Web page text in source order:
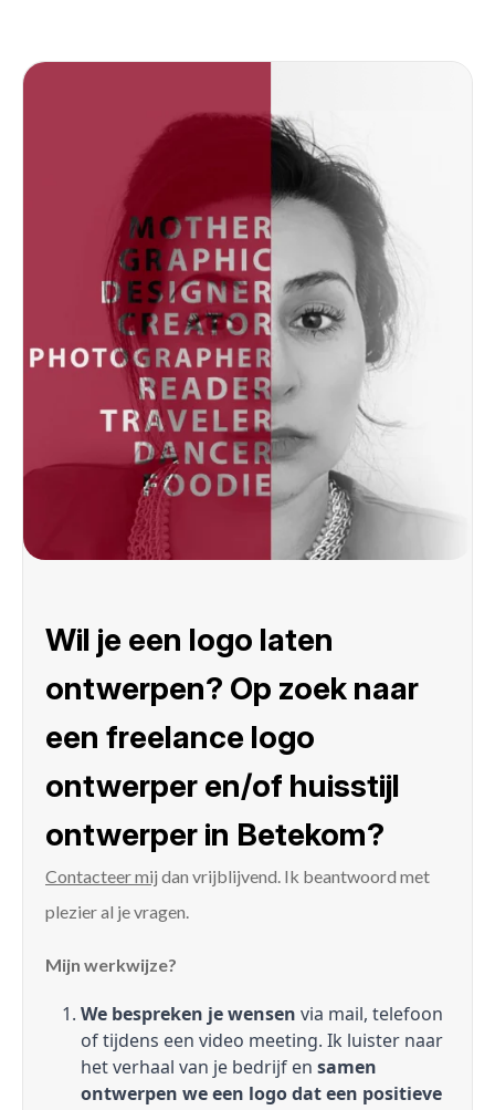
Wil je een logo laten
ontwerpen? Op zoek naar
een freelance logo
ontwerper en/of huisstijl
ontwerper in Betekom?
Contacteer mij dan vrijblijvend. Ik beantwoord met
plezier al je vragen.
Mijn werkwijze?
We bespreken je wensen via mail, telefoon
of tijdens een video meeting. Ik luister naar
het verhaal van je bedrijf en samen
ontwerpen we een logo dat een positieve